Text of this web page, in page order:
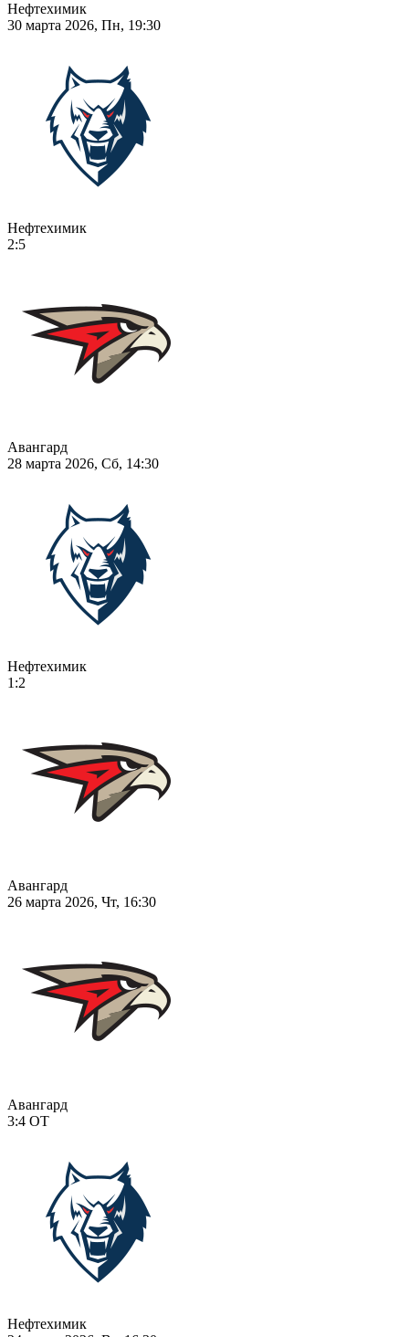
Нефтехимик
30 марта 2026, Пн, 19:30
Нефтехимик
2:5
Авангард
28 марта 2026, Сб, 14:30
Нефтехимик
1:2
Авангард
26 марта 2026, Чт, 16:30
Авангард
3:4 ОТ
Нефтехимик